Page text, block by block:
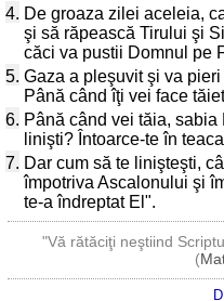
4. De groaza zilei aceleia,
şi să răpească Tirului şi
căci va pustii Domnul pe
5. Gaza a pleşuvit şi va
Până când îţi vei face
6. Până când vei tăia,
linişti? Întoarce-te în
7. Dar cum să te linişteşti,
împotriva Ascalonului şi
te-a îndreptat El".
"Vă rătăciţi neştiind
(